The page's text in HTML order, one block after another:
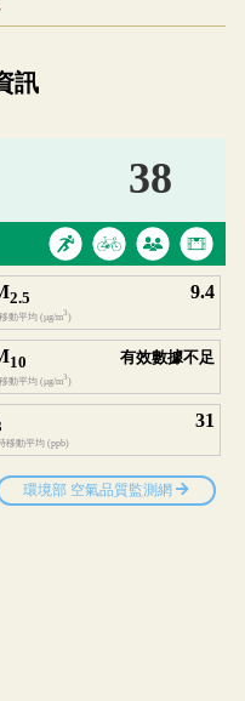
預覽，完整即時空